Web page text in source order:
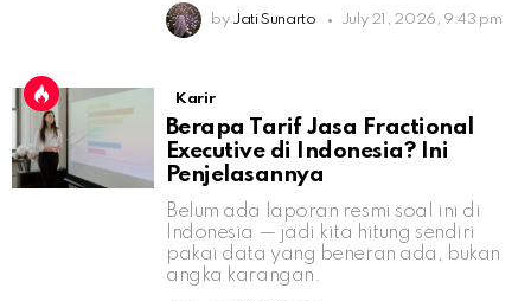
by Jati Sunarto July 21, 2026, 9:43 pm
Karir
Berapa Tarif Jasa Fractional
Executive di Indonesia? Ini
Penjelasannya
Belum ada laporan resmi soal ini di
Indonesia — jadi kita hitung sendiri
pakai data yang beneran ada, bukan
angka karangan.